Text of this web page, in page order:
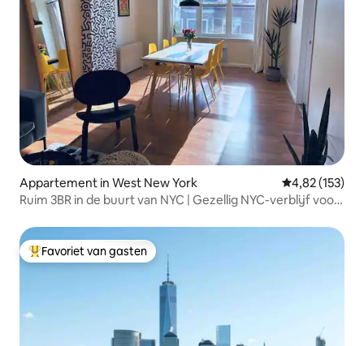
Appartement in West New York Gemiddelde
4,82 (153)
Ruim 3BR in de buurt van NYC | Gezellig NYC-verblijf voor
Topfavoriet van gasten
Favoriet van gasten